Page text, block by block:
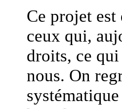
Ce projet est
ceux qui,
droits, ce
nous. On